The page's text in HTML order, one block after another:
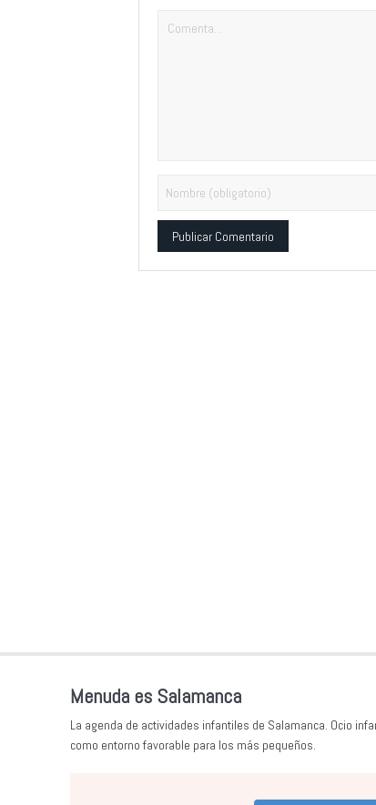
Menuda es Salamanca
La agenda de actividades infantiles de Salamanca. Ocio
como entorno favorable para los más pequeños.